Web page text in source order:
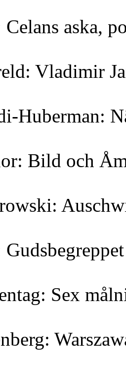
aska,
Vladimir
Huberman:
Bild och
Sex